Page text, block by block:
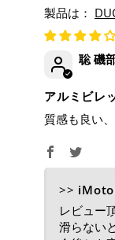
聡 磯
アルミビレ
質感も良い
>>
レビュー
滑らない